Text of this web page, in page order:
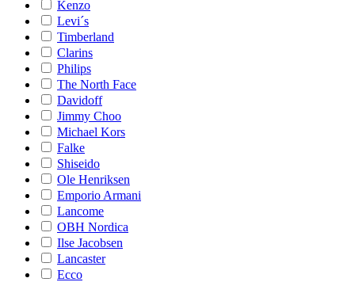
Kenzo
Levi´s
Timberland
Clarins
Philips
The North Face
Davidoff
Jimmy Choo
Michael Kors
Falke
Shiseido
Ole Henriksen
Emporio Armani
Lancome
OBH Nordica
Ilse Jacobsen
Lancaster
Ecco